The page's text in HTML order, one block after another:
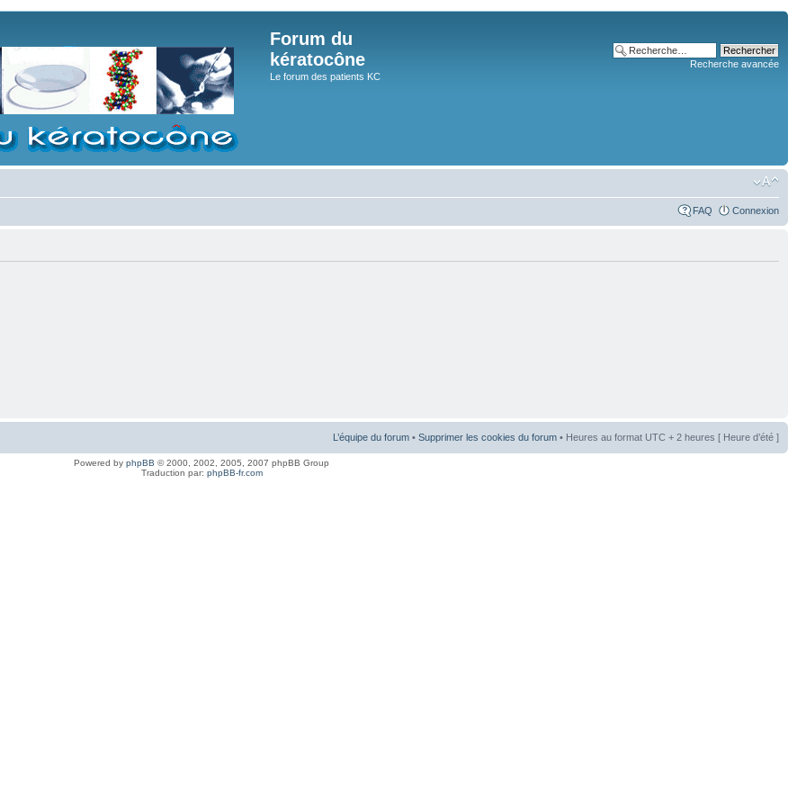
Forum du
kératocône
Le forum des patients KC
Recherche avancée
FAQ Connexion
L’équipe du forum • Supprimer les cookies du forum • Heures au format UTC + 2 heures [ Heure d’été ]
Powered by phpBB © 2000, 2002, 2005, 2007 phpBB Group
Traduction par: phpBB-fr.com